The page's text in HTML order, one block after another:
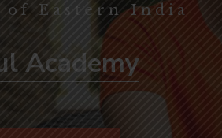
of Eastern India
Academy